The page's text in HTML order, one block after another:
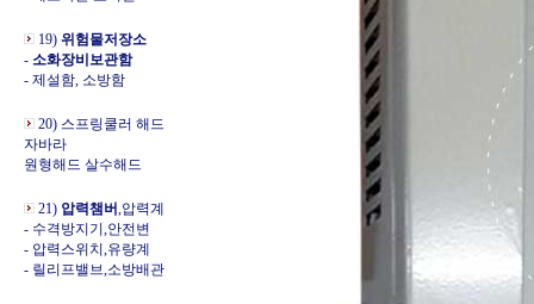
19) 위험물저장소
- 소화장비보관함
- 제설함, 소방함
20) 스프링쿨러 해드
자바라
원형해드 살수해드
21) 압력챔버,압력계
- 수격방지기,안전변
- 압력스위치,유량계
- 릴리프밸브,소방배관